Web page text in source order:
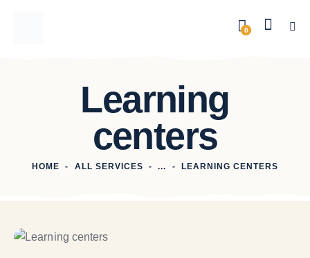
0
Learning
centers
HOME ALL SERVICES ... LEARNING CENTERS